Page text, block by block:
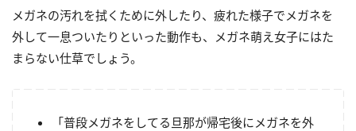
メガネの汚れを拭くために外したり、疲れた様子でメガネを
外して一息ついたりといった動作も、メガネ萌え女子にはた
まらない仕草でしょう。
「普段メガネをしてる旦那が帰宅後にメガネを外